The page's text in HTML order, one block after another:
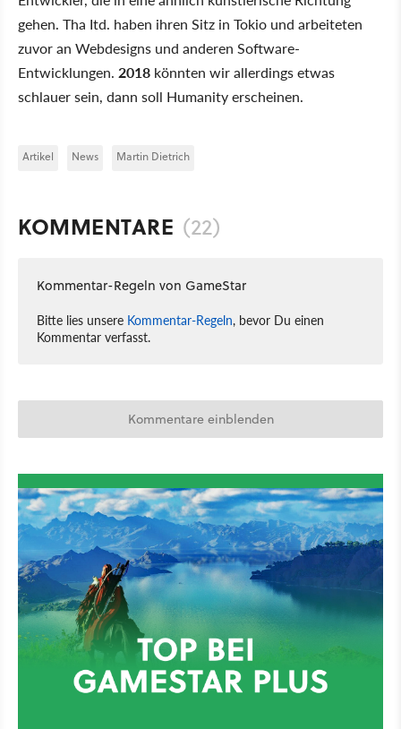
gehen. Tha Itd. haben ihren Sitz in Tokio und arbeiteten
zuvor an Webdesigns und anderen Software-
Entwicklungen. 2018 könnten wir allerdings etwas
schlauer sein, dann soll Humanity erscheinen.
Artikel News Martin Dietrich
KOMMENTARE (22)
Kommentar-Regeln von GameStar
Bitte lies unsere Kommentar-Regeln, bevor Du einen
Kommentar verfasst.
Kommentare einblenden